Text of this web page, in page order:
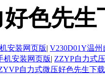
色先
安装网页版| V230D01Y温
机安装网页版| ZZYP自力式
自力式微压好色先生下